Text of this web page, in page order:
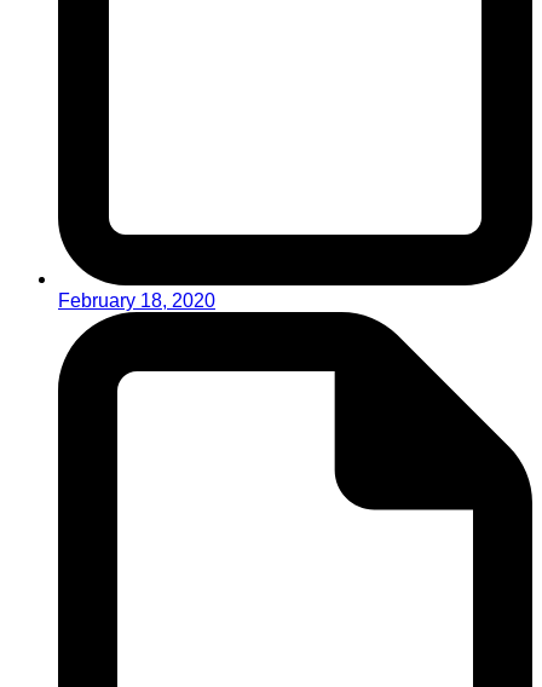
February 18, 2020